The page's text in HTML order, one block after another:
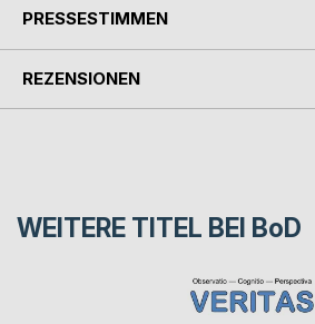
PRESSESTIMMEN
REZENSIONEN
WEITERE TITEL BEI BoD